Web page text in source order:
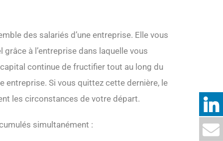
des salariés d’une entreprise. Elle vous
à l’entreprise dans laquelle vous
continue de fructifier tout au long du
entreprise. Si vous quittez cette dernière, le
les circonstances de votre départ.
simultanément :